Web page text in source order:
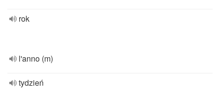
rok
l'anno (m)
tydzień